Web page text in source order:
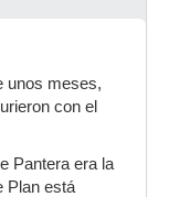
unos meses,
con el
Pantera era la
Plan está